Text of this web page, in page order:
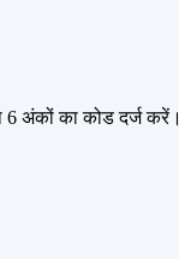
6 अंकों का कोड दर्ज करें।